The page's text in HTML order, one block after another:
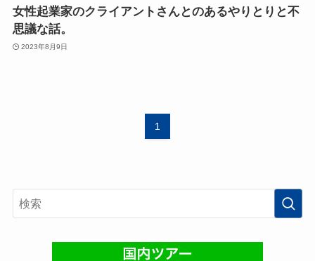
女性起業家のクライアントさんとのあるやりとりと不
思議な話。
2023年8月9日
1